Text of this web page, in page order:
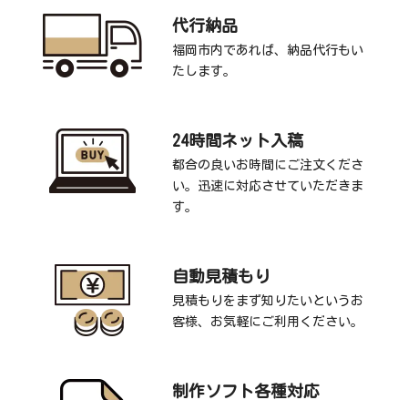
代行納品
福岡市内であれば、納品代行もい
たします。
24時間ネット入稿
都合の良いお時間にご注文くださ
い。迅速に対応させていただきま
す。
自動見積もり
見積もりをまず知りたいというお
客様、お気軽にご利用ください。
制作ソフト各種対応